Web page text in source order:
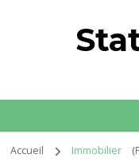
Accueil Immobilier